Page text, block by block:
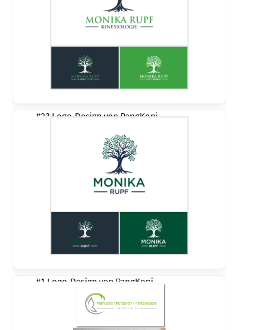
#23 Logo-Design vonPangKopi
#1 Logo-Design von PangKopi